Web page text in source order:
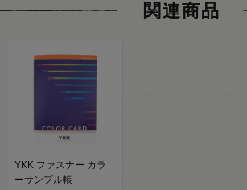
関連商品
YKK ファスナー カラ
ーサンプル帳